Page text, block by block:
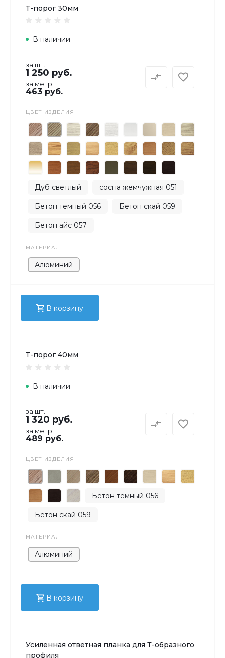
Т-порог 30мм
В наличии
за шт.
1 250 руб.
за метр
463 руб.
ЦВЕТ ИЗДЕЛИЯ
Дуб светлый сосна жемчужная 051
Бетон темный 056 Бетон скай 059
Бетон айс 057
МАТЕРИАЛ
Алюминий
В корзину
Т-порог 40мм
В наличии
за шт.
1 320 руб.
за метр
489 руб.
ЦВЕТ ИЗДЕЛИЯ
Бетон темный 056
Бетон скай 059
МАТЕРИАЛ
Алюминий
В корзину
Усиленная ответная планка для Т-образного
профиля